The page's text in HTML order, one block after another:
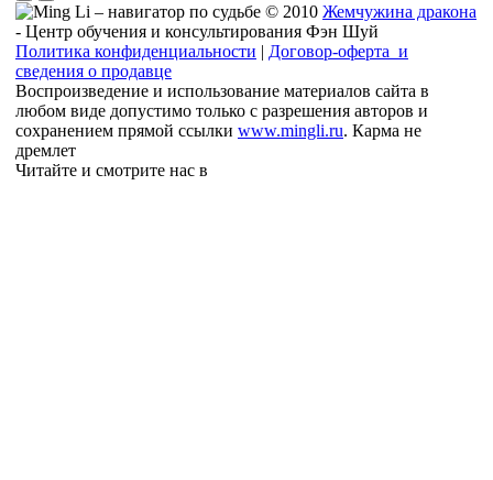
© 2010 Жемчужина дракона
- Центр обучения и консультирования Фэн Шуй
Политика конфиденциальности | Договор-оферта и
сведения о продавце
Воспроизведение и использование материалов сайта в
любом виде допустимо только с разрешения авторов и
сохранением прямой ссылки www.mingli.ru. Карма не
дремлет
Читайте и смотрите нас в